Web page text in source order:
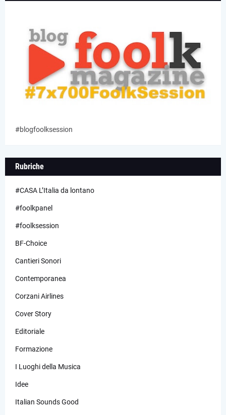
#blogfoolksession
Rubriche
#CASA L’Italia da lontano
#foolkpanel
#foolksession
BF-Choice
Cantieri Sonori
Contemporanea
Corzani Airlines
Cover Story
Editoriale
Formazione
I Luoghi della Musica
Idee
Italian Sounds Good